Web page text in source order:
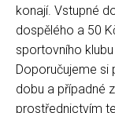
konají. Vstupné
dospělého a 50
sportovního
Doporučujeme
dobu a případné
prostřednictvím